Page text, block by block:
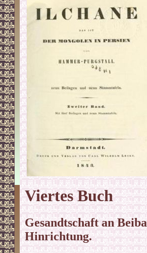
Viertes Buch
Gesandtschaft an
Hinrichtung.